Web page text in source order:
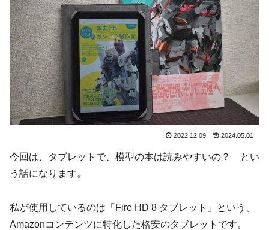
2022.12.09 2024.05.01
今回は、タブレットで、模型の本は読みやすいの？ とい
う話になります。
私が使用しているのは「Fire HD 8 タブレット」という、
Amazonコンテンツに特化した格安のタブレットです。